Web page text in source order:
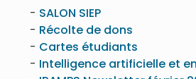
SALON SIEP
Récolte de dons
Cartes étudiants
Intelligence artificielle et